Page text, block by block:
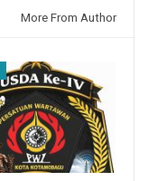
More From Author